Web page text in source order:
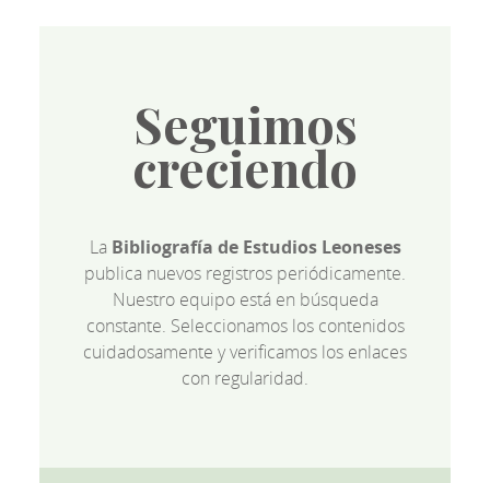
Seguimos
creciendo
La Bibliografía de Estudios Leoneses
publica nuevos registros periódicamente.
Nuestro equipo está en búsqueda
constante. Seleccionamos los contenidos
cuidadosamente y verificamos los enlaces
con regularidad.